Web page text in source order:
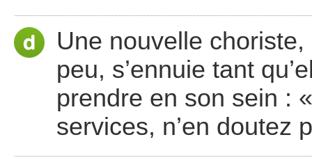
Une nouvelle
peu, s’ennuie tant
prendre en son sein :
services, n’en doutez